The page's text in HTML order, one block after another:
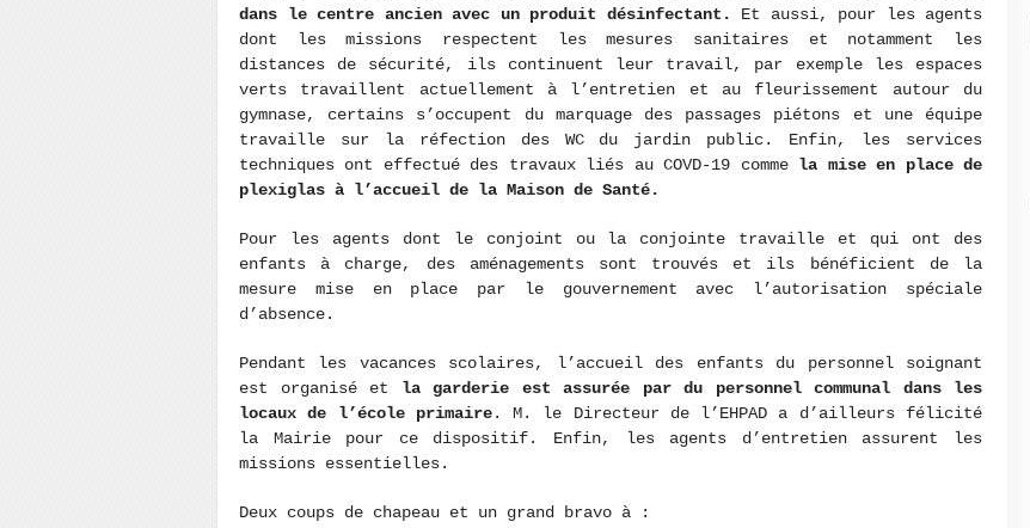
dans le centre ancien avec un produit désinfectant. Et aussi, pour les agents
dont les missions respectent les mesures sanitaires et notamment les
distances de sécurité, ils continuent leur travail, par exemple les espaces
verts travaillent actuellement à l’entretien et au fleurissement autour du
gymnase, certains s’occupent du marquage des passages piétons et une équipe
travaille sur la réfection des WC du jardin public. Enfin, les services
techniques ont effectué des travaux liés au COVD-19 comme la mise en place de
plexiglas à l’accueil de la Maison de Santé.
Pour les agents dont le conjoint ou la conjointe travaille et qui ont des
enfants à charge, des aménagements sont trouvés et ils bénéficient de la
mesure mise en place par le gouvernement avec l’autorisation spéciale
d’absence.
Pendant les vacances scolaires, l’accueil des enfants du personnel soignant
est organisé et la garderie est assurée par du personnel communal dans les
locaux de l’école primaire. M. le Directeur de l’EHPAD a d’ailleurs félicité
la Mairie pour ce dispositif. Enfin, les agents d’entretien assurent les
missions essentielles.
Deux coups de chapeau et un grand bravo à :